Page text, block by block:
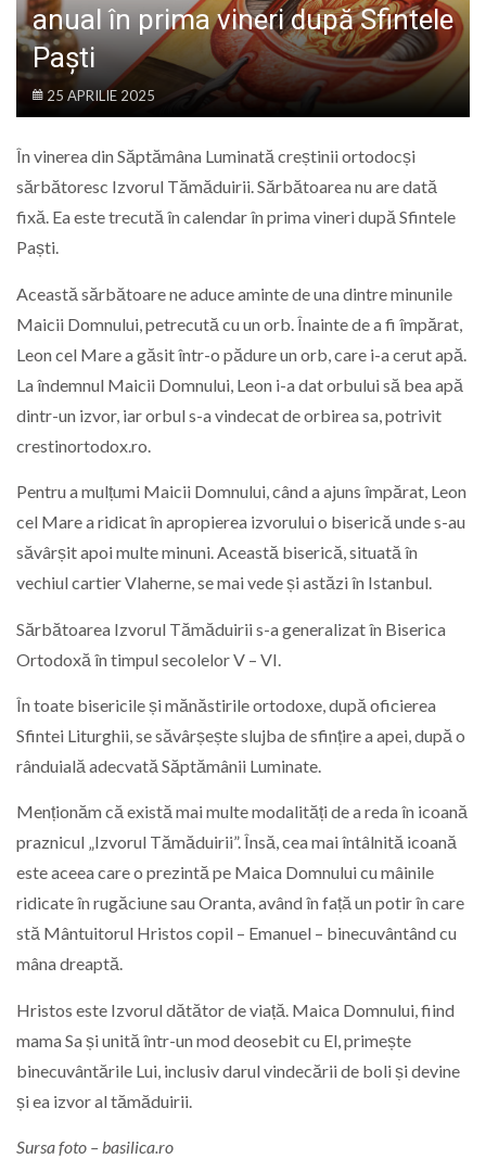
anual în prima vineri după Sfintele
Paști
25 APRILIE 2025
În vinerea din Săptămâna Luminată creștinii ortodocși
sărbătoresc Izvorul Tămăduirii. Sărbătoarea nu are dată
fixă. Ea este trecută în calendar în prima vineri după Sfintele
Paști.
Această sărbătoare ne aduce aminte de una dintre minunile
Maicii Domnului, petrecută cu un orb. Înainte de a fi împărat,
Leon cel Mare a găsit într-o pădure un orb, care i-a cerut apă.
La îndemnul Maicii Domnului, Leon i-a dat orbului să bea apă
dintr-un izvor, iar orbul s-a vindecat de orbirea sa, potrivit
crestinortodox.ro.
Pentru a mulțumi Maicii Domnului, când a ajuns împărat, Leon
cel Mare a ridicat în apropierea izvorului o biserică unde s-au
săvârșit apoi multe minuni. Această biserică, situată în
vechiul cartier Vlaherne, se mai vede și astăzi în Istanbul.
Sărbătoarea Izvorul Tămăduirii s-a generalizat în Biserica
Ortodoxă în timpul secolelor V – VI.
În toate bisericile și mănăstirile ortodoxe, după oficierea
Sfintei Liturghii, se săvârșește slujba de sfințire a apei, după o
rânduială adecvată Săptămânii Luminate.
Menționăm că există mai multe modalități de a reda în icoană
praznicul „Izvorul Tămăduirii”. Însă, cea mai întâlnită icoană
este aceea care o prezintă pe Maica Domnului cu mâinile
ridicate în rugăciune sau Oranta, având în față un potir în care
stă Mântuitorul Hristos copil – Emanuel – binecuvântând cu
mâna dreaptă.
Hristos este Izvorul dătător de viață. Maica Domnului, fiind
mama Sa și unită într-un mod deosebit cu El, primește
binecuvântările Lui, inclusiv darul vindecării de boli și devine
și ea izvor al tămăduirii.
Sursa foto – basilica.ro